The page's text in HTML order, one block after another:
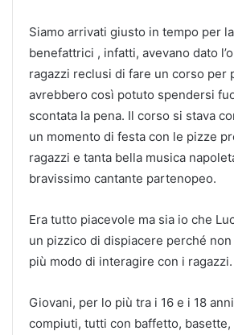
Siamo arrivati giusto in tempo per
benefattrici , infatti, avevano dato
ragazzi reclusi di fare un corso per
avrebbero così potuto spendersi
scontata la pena. Il corso si stava
un momento di festa con le pizze
ragazzi e tanta bella musica
bravissimo cantante partenopeo.
Era tutto piacevole ma sia io che
un pizzico di dispiacere perché
più modo di interagire con i ragazzi.
Giovani, per lo più tra i 16 e i 18
compiuti, tutti con baffetto,